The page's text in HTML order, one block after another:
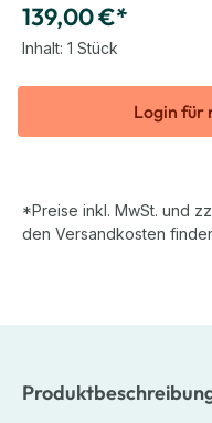
139,00 €*
Inhalt: 1 Stück
Login für
*Preise inkl. MwSt. und
den Versandkosten